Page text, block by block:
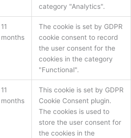
category "Analytics".
11
months
The cookie is set by GDPR
cookie consent to record
the user consent for the
cookies in the category
"Functional".
11
months
This cookie is set by GDPR
Cookie Consent plugin.
The cookies is used to
store the user consent for
the cookies in the